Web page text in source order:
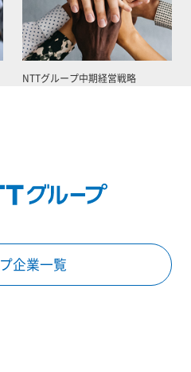
NTTグループ中期経営戦略
企業一覧